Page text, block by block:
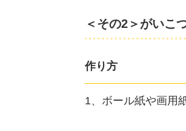
＜その2＞がいこ
作り方
1、ボール紙や画用